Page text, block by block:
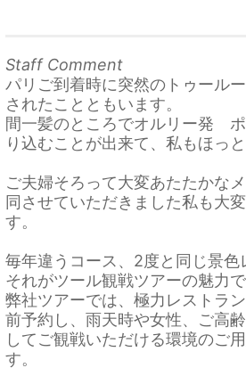
Staff Comment
パリご到着時に突然のトゥール
されたことともいます。
間一髪のところでオルリー発
り込むことが出来て、私もほっ
ご夫婦そろって大変あたたかな
同させていただきました私も大
す。
毎年違うコース、2度と同じ景色
それがツール観戦ツアーの魅力で
弊社ツアーでは、極力レストラ
前予約し、雨天時や女性、ご高
してご観戦いただける環境のご
す。